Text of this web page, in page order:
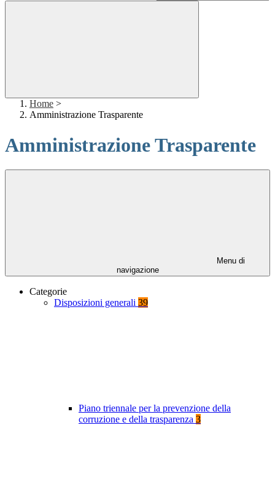
Home >
Amministrazione Trasparente
Amministrazione Trasparente
Menu di
navigazione
Categorie
Disposizioni generali 39
Piano triennale per la prevenzione della
corruzione e della trasparenza 3